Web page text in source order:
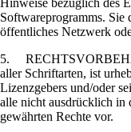
Hinweise bezüglich des
Softwareprogramms. Sie
öffentliches Netzwerk
5.
aller Schriftarten, ist
Lizenzgebers und/oder
alle nicht ausdrücklich in
gewährten Rechte vor.